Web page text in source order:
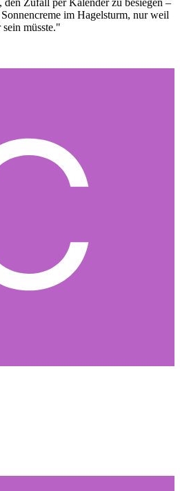
den Zufall per Kalender zu besiegen –
im Hagelsturm, nur weil
müsste."